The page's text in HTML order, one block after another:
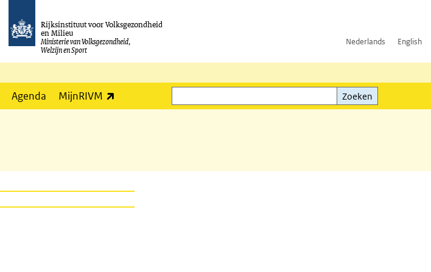
Rijksinstituut voor Volksgezondheid
en Milieu
Ministerie van Volksgezondheid,
Welzijn en Sport
Nederlands English
Agenda MijnRIVM
Zoeken
Zoeken